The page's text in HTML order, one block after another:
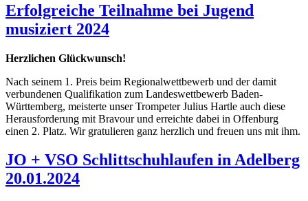
Erfolgreiche Teilnahme bei Jugend
musiziert 2024
Herzlichen Glückwunsch!
Nach seinem 1. Preis beim Regionalwettbewerb und der damit
verbundenen Qualifikation zum Landeswettbewerb Baden-
Württemberg, meisterte unser Trompeter Julius Hartle auch diese
Herausforderung mit Bravour und erreichte dabei in Offenburg
einen 2. Platz. Wir gratulieren ganz herzlich und freuen uns mit ihm.
JO + VSO Schlittschuhlaufen in Adelberg
20.01.2024